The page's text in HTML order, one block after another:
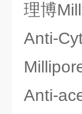
理博
Anti-
Anti-